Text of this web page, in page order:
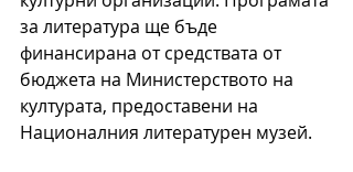
за литература ще бъде
финансирана от средствата от
бюджета на Министерството на
културата, предоставени на
Националния литературен музей.